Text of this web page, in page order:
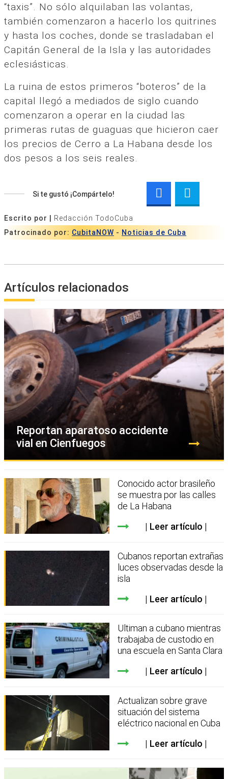
“taxis”. No sólo alquilaban las volantas,
también comenzaron a hacerlo los quitrines
y hasta los coches, donde se trasladaban el
Capitán General de la Isla y las autoridades
eclesiásticas.
La ruina de estos primeros “boteros” de la
capital llegó a mediados de siglo cuando
comenzaron a operar en la ciudad las
primeras rutas de guaguas que hicieron caer
los precios de Cerro a La Habana desde los
dos pesos a los seis reales.
Si te gustó ¡Compártelo!
Escrito por |
Redacción TodoCuba
Patrocinado por: CubitaNOW - Noticias de Cuba
Artículos relacionados
Reportan aparatoso accidente
vial en Cienfuegos
Conocido actor brasileño
se muestra por las calles
de La Habana
Leer artículo
Cubanos reportan extrañas
luces observadas desde la
isla
Leer artículo
Ultiman a cubano mientras
trabajaba de custodio en
una escuela en Santa Clara
Leer artículo
Actualizan sobre grave
situación del sistema
eléctrico nacional en Cuba
Leer artículo